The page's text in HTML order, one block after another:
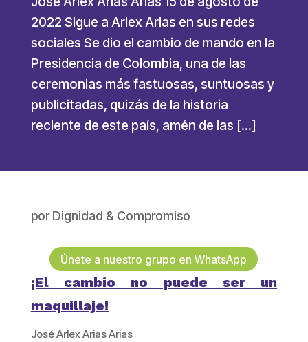
2022 Sigue a Arlex Arias en sus redes
sociales Se dio el cambio de mando en la
Presidencia de Colombia, una de las
ceremonias más fastuosas, suntuosas y
publicitadas, quizás de la historia
reciente de este país, amén de las […]
porDignidad & Compromiso
Únete a nuestro grupo en WhatsApp
¡El cambio no puede ser un
maquillaje!
José Arlex Arias Arias